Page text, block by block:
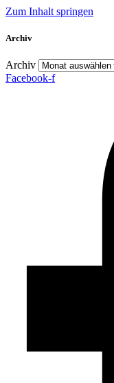
Zum Inhalt springen
Archiv
Archiv
Facebook-f